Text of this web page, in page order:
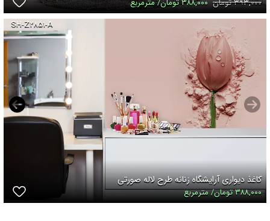
۳۹۳,۰۰۰ تومان
۳۸۸,۰۰۰ تومان/ مترمربع
SH-Z۲۸۵۱-A
کاغذ دیواری آرایشگاه زنانه طرح لاله صورتی
۳۸۸,۰۰۰ تومان/ مترمربع